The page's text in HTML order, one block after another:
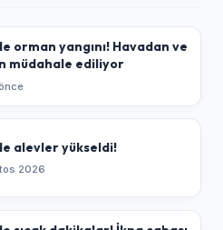
orman yangını! Havadan ve
müdahale ediliyor
alevler yükseldi!
2026